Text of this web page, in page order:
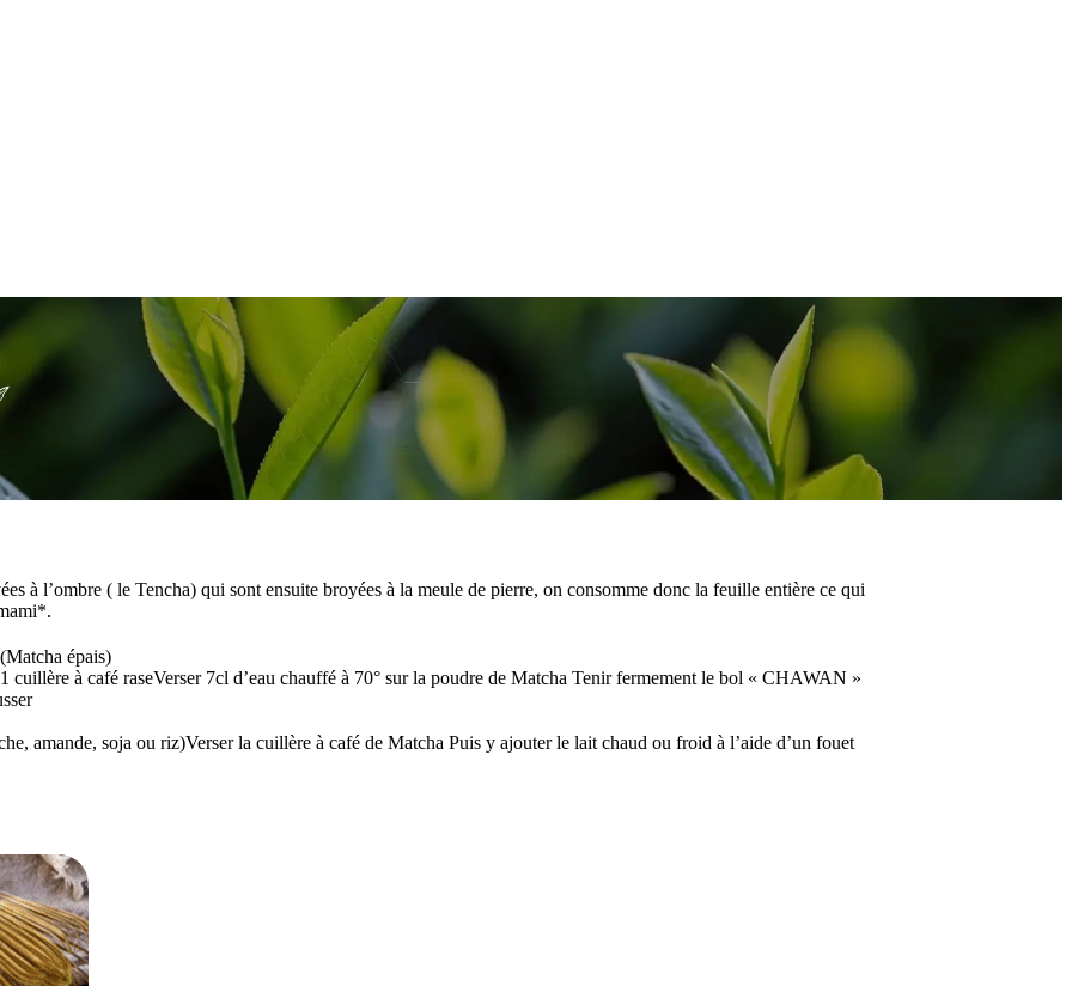
à l’ombre ( le Tencha) qui sont ensuite broyées à la meule de pierre, on consomme donc la feuille entière ce qui
épais)
à café raseVerser 7cl d’eau chauffé à 70° sur la poudre de Matcha Tenir fermement le bol « CHAWAN »
amande, soja ou riz)Verser la cuillère à café de Matcha Puis y ajouter le lait chaud ou froid à l’aide d’un fouet